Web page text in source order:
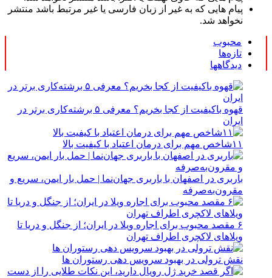
پیام هایی که به غیر از زبان فارسی یا غیر مرتبط باشد منتشر
نخواهد شد.
محبوب
تازه‌ها
دیدگاهها
قهوه باکیفیت از کجا بخریم؟ معرفی ۵ برشته‌کاری برتر در
ایران
۱۱شاخص مهم برای درمان اعتیاد با کیفیت بالا
باربری در اصفهان با باربری جهان‌نما | حمل بار ایمن، سریع و
مقرون‌به‌صرفه
۶ مقصد محبوب برای اجاره ویلا در ایران؛ از جنگل و دریا تا
ویلاهای لاکچری اطراف تهران
نقش ترولی در بهبود سرویس دهی رستوران ها